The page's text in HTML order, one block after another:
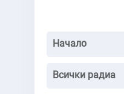
Начало
Всички радиа